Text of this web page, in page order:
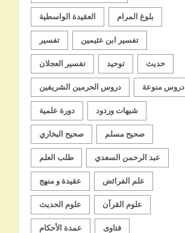
العقيدة الواسطية بلوغ المرام
تفسير تفسير ابن عثيمين
تفسير العجلان توحيد حديث
دروس الحرمين الشريفين دروس منوعة
دورة علمية شبهات وردود
صحيح البخاري صحيح مسلم
طلب العلم عبد الرحمن السعدي
عقيدة و منهج علم الفرائض
علوم الحديث علوم القرآن
عمدة الأحكام فتاوى